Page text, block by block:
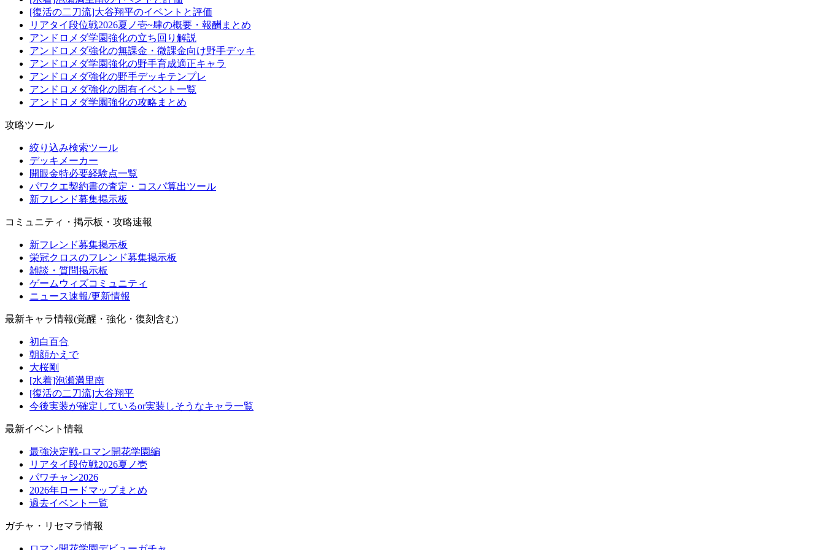
[復活の二刀流]大谷翔平のイベントと評価
リアタイ段位戦2026夏ノ壱~肆の概要・報酬まとめ
アンドロメダ学園強化の立ち回り解説
アンドロメダ強化の無課金・微課金向け野手デッキ
アンドロメダ学園強化の野手育成適正キャラ
アンドロメダ強化の野手デッキテンプレ
アンドロメダ強化の固有イベント一覧
アンドロメダ学園強化の攻略まとめ
攻略ツール
絞り込み検索ツール
デッキメーカー
開眼金特必要経験点一覧
パワクエ契約書の査定・コスパ算出ツール
新フレンド募集掲示板
コミュニティ・掲示板・攻略速報
新フレンド募集掲示板
栄冠クロスのフレンド募集掲示板
雑談・質問掲示板
ゲームウィズコミュニティ
ニュース速報/更新情報
最新キャラ情報(覚醒・強化・復刻含む)
初白百合
朝顔かえで
大桜剛
[水着]泡瀬満里南
[復活の二刀流]大谷翔平
今後実装が確定しているor実装しそうなキャラ一覧
最新イベント情報
最強決定戦-ロマン開花学園編
リアタイ段位戦2026夏ノ壱
パワチャン2026
2026年ロードマップまとめ
過去イベント一覧
ガチャ・リセマラ情報